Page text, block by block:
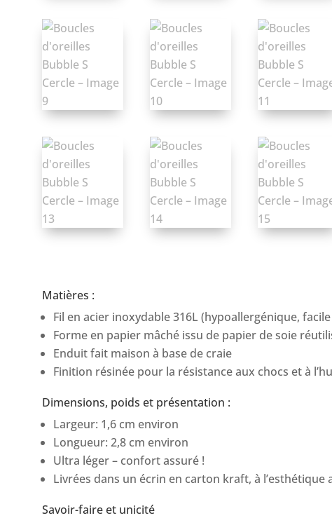
Matières :
Fil en acier inoxydable 316L (hypoallergénique,
Forme en papier mâché issu de papier de soie
Enduit fait maison à base de craie
Finition résinée pour la résistance aux chocs et à
Dimensions, poids et présentation :
Largeur: 1,6 cm environ
Longueur: 2,8 cm environ
Ultra léger – confort assuré !
Livrées dans un écrin en carton kraft, à
Savoir-faire et unicité